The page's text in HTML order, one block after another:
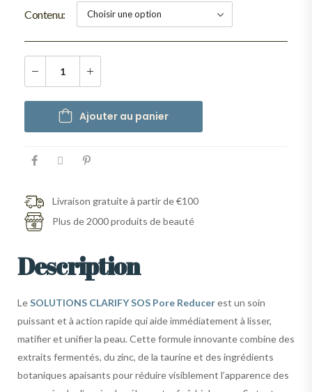
Contenu
Ajouter au panier
Livraison gratuite à partir de €100
Plus de 2000 produits de beauté
Description
LeSOLUTIONS CLARIFY SOS Pore Reducerest un soin
puissant et à action rapide qui aide immédiatement à lisser,
matifier et unifier la peau. Cette formule innovante combine des
extraits fermentés, du zinc, de la taurine et des ingrédients
botaniques apaisants pour réduire visiblement l’apparence des